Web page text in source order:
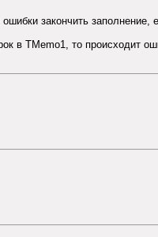
закончить
в TMemo1, то происходит